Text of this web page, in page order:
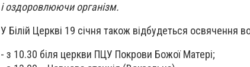
і оздоровлюючи організм.
У Білій Церкві 19 січня також відбудеться освячення
- з 10.30 біля церкви ПЦУ Покрови Божої Матері;